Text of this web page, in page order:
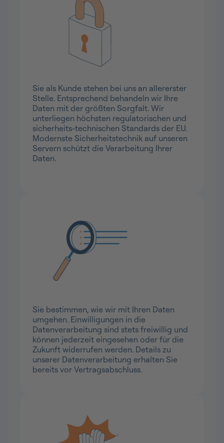
Sie als Kunde stehen bei uns an allererster
Stelle. Entsprechend behandeln wir Ihre
Daten mit der größten Sorgfalt. Wir
unterliegen höchsten regulatorischen und
sicherheits-technischen Standards der EU.
Modernste Sicherheitstechnik auf unseren
Servern schützt die Verarbeitung Ihrer
Daten.
Sie bestimmen, wie wir mit Ihren Daten
umgehen. Einwilligungen in die
Datenverarbeitung sind stets freiwillig und
können jederzeit eingesehen oder für die
Zukunft widerrufen werden. Details zu
unserer Datenverarbeitung erhalten Sie
bereits vor Vertragsabschluss.